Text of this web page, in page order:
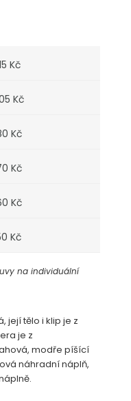
Kč
Kč
Kč
Kč
Kč
Kč
na individuální
její tělo i klip je z
je z
modře píšící
náhradní náplň,